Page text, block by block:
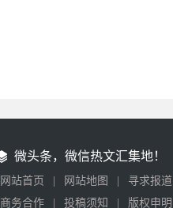
微头条，微信热文汇集地！
网站首页 网站地图 寻求报道
商务合作
投稿须知 版权申明